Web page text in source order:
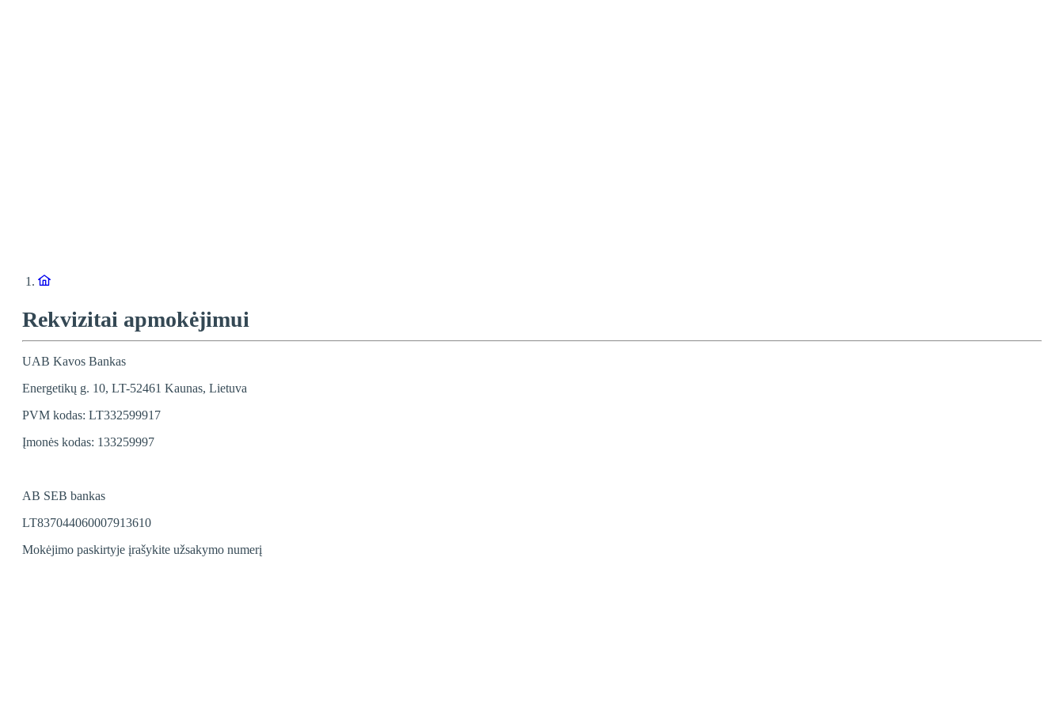
Rekvizitai apmokėjimui
UAB Kavos Bankas
Energetikų g. 10, LT-52461 Kaunas, Lietuva
PVM kodas: LT332599917
Įmonės kodas: 133259997
AB SEB bankas
LT837044060007913610
Mokėjimo paskirtyje įrašykite užsakymo numerį